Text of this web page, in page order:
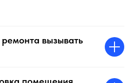
вызывать